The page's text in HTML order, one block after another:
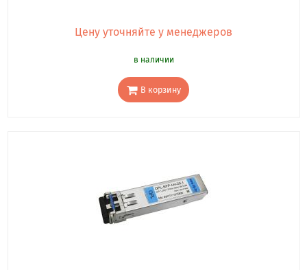
Цену уточняйте у менеджеров
в наличии
В корзину